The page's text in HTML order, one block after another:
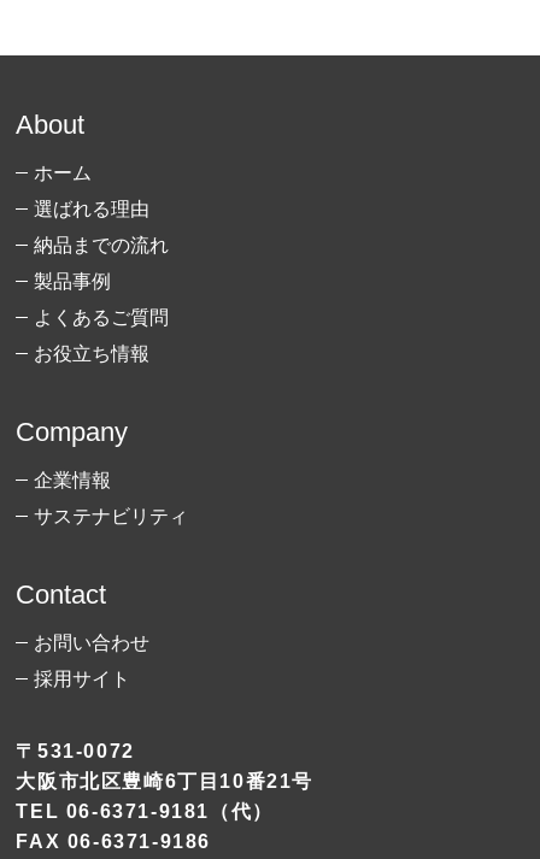
〒531-0072
大阪市北区豊崎6丁目10番21号
TEL 06-6371-9181
（代）
FAX 06-6371-9186
About
ホーム
選ばれる理由
納品までの流れ
製品事例
よくあるご質問
お役立ち情報
Company
企業情報
サステナビリティ
Contact
お問い合わせ
採用サイト